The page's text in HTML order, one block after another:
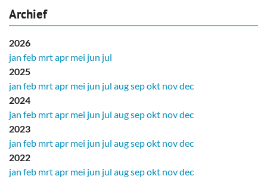
Archief
2026
jan feb mrtapr mei jun jul
2025
jan feb mrtapr mei jun jul augsepokt novdec
2024
jan feb mrtapr mei jun jul augsepokt novdec
2023
jan feb mrtapr mei jun jul augsepokt novdec
2022
jan feb mrtapr mei jun jul augsepokt novdec